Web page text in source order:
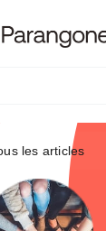
les articles